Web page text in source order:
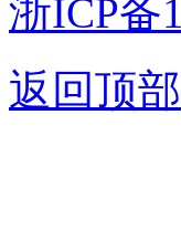
浙ICP备
返回顶部